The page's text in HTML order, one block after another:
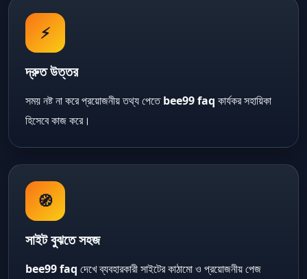
⚡
দ্রুত উত্তর
সময় নষ্ট না করে প্রয়োজনীয় তথ্য পেতেbee99 faq কার্যকর সহায়িকা
হিসেবে কাজ করে।
🧭
সাইট বুঝতে সহজ
bee99 faq দেখে ব্যবহারকারী সাইটের কাঠামো ও প্রয়োজনীয় পেজ